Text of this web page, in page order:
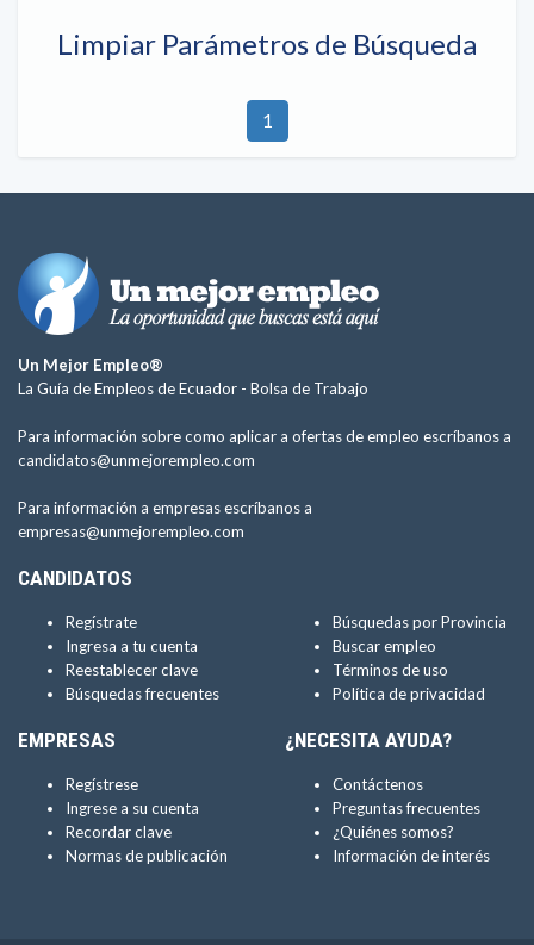
Limpiar Parámetros de Búsqueda
1
Un Mejor Empleo®
La Guía de Empleos de Ecuador - Bolsa de Trabajo
Para información sobre como aplicar a ofertas de empleo escríbanos a
candidatos@unmejorempleo.com
Para información a empresas escríbanos a
empresas@unmejorempleo.com
CANDIDATOS
Regístrate
Ingresa a tu cuenta
Reestablecer clave
Búsquedas frecuentes
Búsquedas por Provincia
Buscar empleo
Términos de uso
Política de privacidad
EMPRESAS
Regístrese
Ingrese a su cuenta
Recordar clave
Normas de publicación
¿NECESITA AYUDA?
Contáctenos
Preguntas frecuentes
¿Quiénes somos?
Información de interés